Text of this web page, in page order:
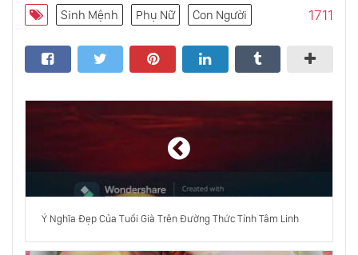
Kết Quả Không Ngờ Tới Khi Tinh Tinh Được
Nuôi Nấng Như Con Người
49 Ngày Sau Khi Chết Rốt Cuộc Sẽ Trải Qua
Sinh Mệnh Phụ Nữ Con Người 1711
Ý Nghĩa Đẹp Của Tuổi Già Trên Đường Thức Tỉnh Tâm Linh